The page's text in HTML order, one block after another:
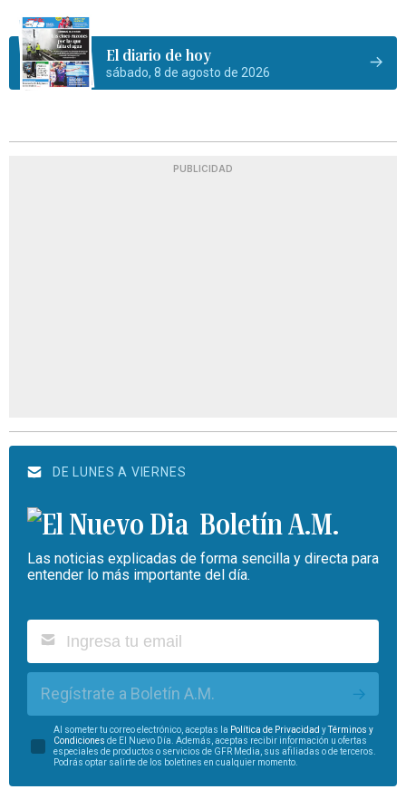
El diario de hoy
sábado, 8 de agosto de 2026
PUBLICIDAD
DE LUNES A VIERNES
Boletín A.M.
Las noticias explicadas de forma sencilla y directa para
entender lo más importante del día.
Regístrate a Boletín A.M.
Al someter tu correo electrónico, aceptas la Política de Privacidad y
Términos y
Condiciones de El Nuevo Día. Además, aceptas recibir información u ofertas
especiales de productos o servicios de GFR Media, sus afiliadas o de terceros.
Podrás optar salirte de los boletines en cualquier momento.